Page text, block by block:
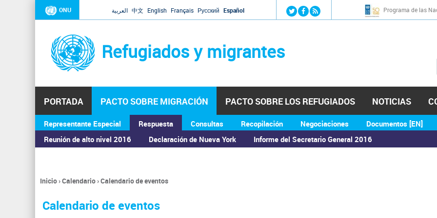
Jump to navigation
ONU العربية 中文 English Français Русский Español Programa de las
Refugiados y migrantes
PORTADA PACTO SOBRE MIGRACIÓN
Representante Especial
Respuesta
Reunión de alto nivel 2016
Declaración de Nueva York Informe del Secretario General 2016
Consultas Recopilación Negociaciones Documentos [EN]
PACTO SOBRE LOS REFUGIADOS NOTICIAS
ASAMBLEA GENERAL
Se
encuentra
usted
Inicio›Calendario›Calendario de eventos
Calendario de eventos